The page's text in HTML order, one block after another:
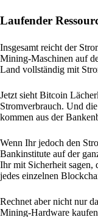
Laufender
Insgesamt reicht der
Mining-Maschinen auf
Land vollständig mit
Jetzt sieht Bitcoin
Stromverbrauch. Und
kommen aus der
Wenn Ihr jedoch den
Bankinstitute auf der
Ihr mit Sicherheit sagen,
jedes einzelnen
Rechnet aber nicht nur
Mining-Hardware kaufen